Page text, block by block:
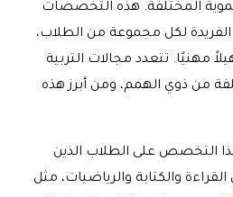
المختلفة. هذه التخصصات
لكل مجموعة من الطلاب،
مهنيًا. تتعدد مجالات التربية
من ذوي الهمم، ومن أبرز هذه
التخصص على الطلاب الذين
والكتابة والرياضيات، مثل